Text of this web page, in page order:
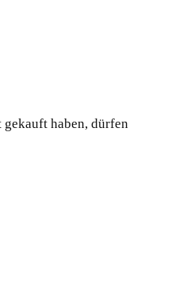
gekauft haben, dürfen